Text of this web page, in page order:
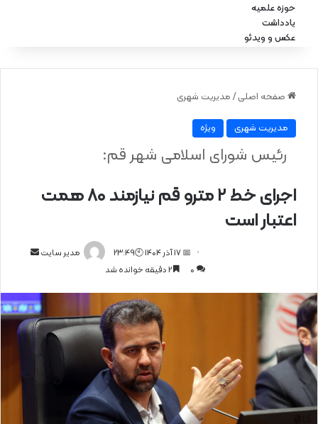
حوزه علمیه
یادداشت
عکس و ویدئو
صفحه اصلی / مدیریت شهری
مدیریت شهری ویژه
اجرای خط ۲ مترو قم نیازمند ۸۰ همت
اعتبار است
رئیس شورای اسلامی شهر قم:
مدیر سایت
ا
ل
ا
📅 17 آذر 1404 🕙23:49
0